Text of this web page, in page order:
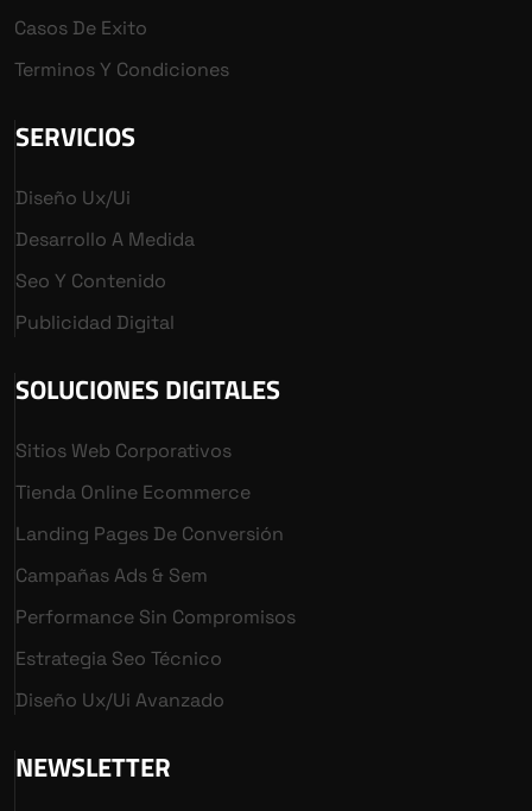
Casos De Exito
Terminos Y Condiciones
SERVICIOS
Diseño Ux/ui
Desarrollo A Medida
Seo Y Contenido
Publicidad Digital
SOLUCIONES DIGITALES
Sitios Web Corporativos
Tienda Online Ecommerce
Landing Pages De Conversión
Campañas Ads & Sem
Performance Sin Compromisos
Estrategia Seo Técnico
Diseño Ux/ui Avanzado
NEWSLETTER